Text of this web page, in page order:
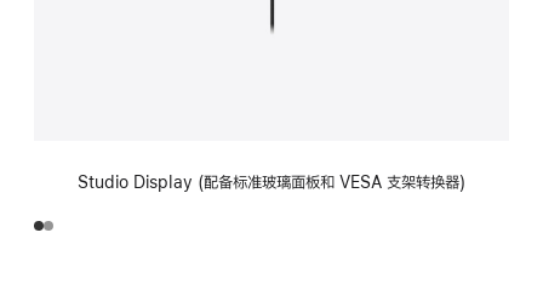
Studio Display (配备标准玻璃面板和 VESA 支架转换器)